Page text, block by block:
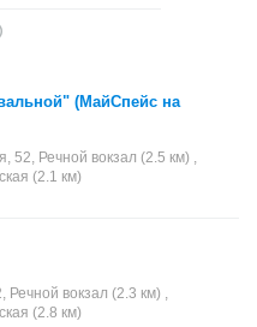
(МайСпейс на
52, Речной вокзал (2.5 км) ,
(2.1 км)
Речной вокзал (2.3 км) ,
(2.8 км)